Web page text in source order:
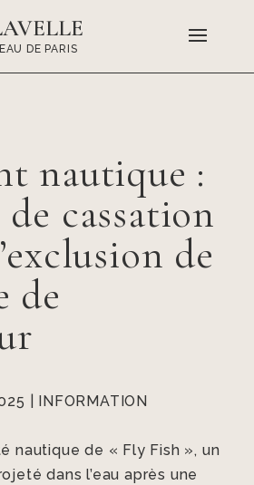
DE PARIS
nautique :
cassation
de
de
INFORMATION
nautique de « Fly Fish », un
dans l’eau après une